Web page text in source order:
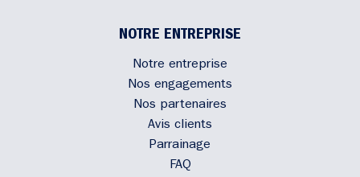
NOTRE ENTREPRISE
Notre entreprise
Nos engagements
Nos partenaires
Avis clients
Parrainage
FAQ